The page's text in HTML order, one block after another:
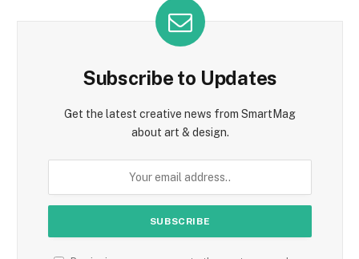
Subscribe to Updates
Get the latest creative news from SmartMag
about art & design.